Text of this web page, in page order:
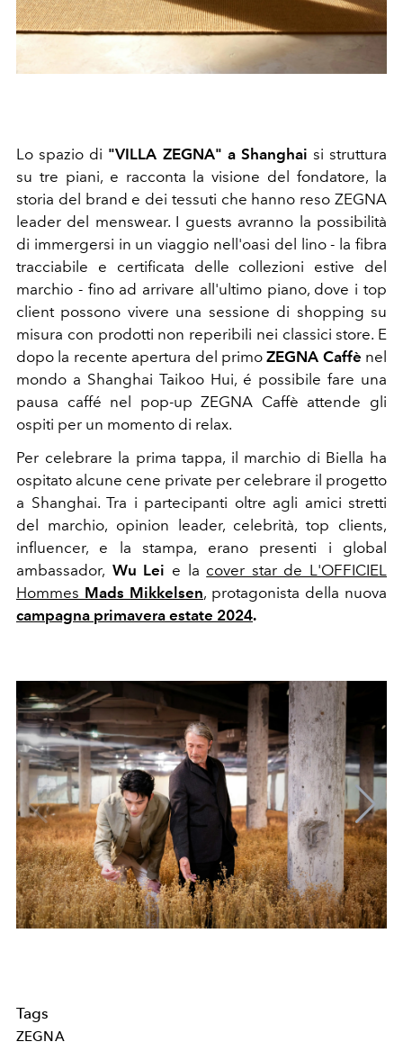
Lo spazio di "VILLA ZEGNA" a Shanghai si struttura
su tre piani, e racconta la visione del fondatore, la
storia del brand e dei tessuti che hanno reso ZEGNA
leader del menswear. I guests avranno la possibilità
di immergersi in un viaggio nell'oasi del lino - la fibra
tracciabile e certificata delle collezioni estive del
marchio - fino ad arrivare all'ultimo piano, dove i top
client possono vivere una sessione di shopping su
misura con prodotti non reperibili nei classici store. E
dopo la recente apertura del primoZEGNA Caffè nel
mondo a Shanghai Taikoo Hui, é possibile fare una
pausa caffé nel pop-up ZEGNA Caffè attende gli
ospiti per un momento di relax.
Per celebrare la prima tappa, il marchio di Biella ha
ospitato alcune cene private per celebrare il progetto
a Shanghai. Tra i partecipanti oltre agli amici stretti
del marchio, opinion leader, celebrità, top clients,
influencer, e la stampa, erano presenti i global
ambassador, Wu Lei e la cover star de L'OFFICIEL
Hommes Mads Mikkelsen, protagonista della nuova
campagna primavera estate 2024.
Tags
ZEGNA